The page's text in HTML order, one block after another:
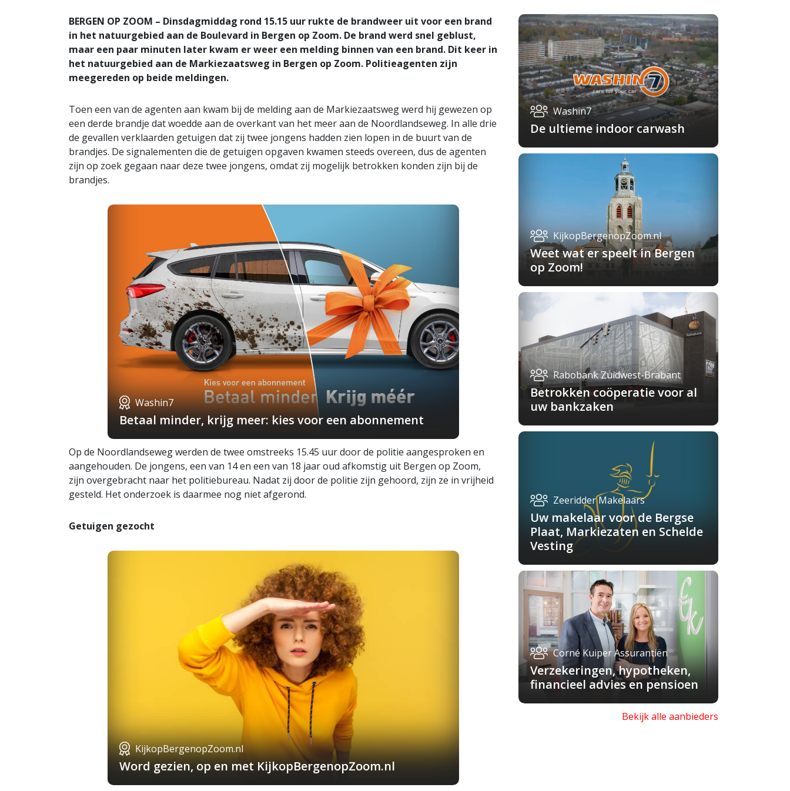
BERGEN OP ZOOM – Dinsdagmiddag rond 15.15 uur rukte de brandweer uit voor een brand
in het natuurgebied aan de Boulevard in Bergen op Zoom. De brand werd snel geblust,
maar een paar minuten later kwam er weer een melding binnen van een brand. Dit keer in
het natuurgebied aan de Markiezaatsweg in Bergen op Zoom. Politieagenten zijn
meegereden op beide meldingen.
Toen een van de agenten aan kwam bij de melding aan de Markiezaatsweg werd hij gewezen op
een derde brandje dat woedde aan de overkant van het meer aan de Noordlandseweg. In alle drie
de gevallen verklaarden getuigen dat zij twee jongens hadden zien lopen in de buurt van de
brandjes. De signalementen die de getuigen opgaven kwamen steeds overeen, dus de agenten
zijn op zoek gegaan naar deze twee jongens, omdat zij mogelijk betrokken konden zijn bij de
brandjes.
Washin7
Betaal minder, krijg meer: kies voor een abonnement
Op de Noordlandseweg werden de twee omstreeks 15.45 uur door de politie aangesproken en
aangehouden. De jongens, een van 14 en een van 18 jaar oud afkomstig uit Bergen op Zoom,
zijn overgebracht naar het politiebureau. Nadat zij door de politie zijn gehoord, zijn ze in vrijheid
gesteld. Het onderzoek is daarmee nog niet afgerond.
Getuigen gezocht
KijkopBergenopZoom.nl
Word gezien, op en met KijkopBergenopZoom.nl
Washin7
De ultieme indoor carwash
KijkopBergenopZoom.nl
Weet wat er speelt in Bergen
op Zoom!
Rabobank Zuidwest-Brabant
Betrokken coöperatie voor al
uw bankzaken
Zeeridder Makelaars
Uw makelaar voor de Bergse
Plaat, Markiezaten en Schelde
Vesting
Corné Kuiper Assurantiën
Verzekeringen, hypotheken,
financieel advies en pensioen
Bekijk alle aanbieders